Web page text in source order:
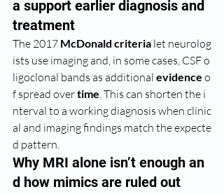
a support earlier diagnosis and
treatment
The 2017 McDonald criteria let neurolog
ists use imaging and, in some cases, CSF o
ligoclonal bands as additional evidence o
f spread over time. This can shorten the i
nterval to a working diagnosis when clinic
al and imaging findings match the expecte
d pattern.
Why MRI alone isn’t enough an
d how mimics are ruled out